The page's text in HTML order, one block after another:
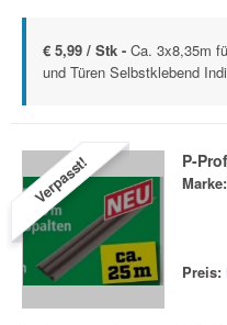
€ 5,99 / Stk - Ca. 3x8,35m
und Türen Selbstklebend
Verpasst! P-
Marke:
Preis: